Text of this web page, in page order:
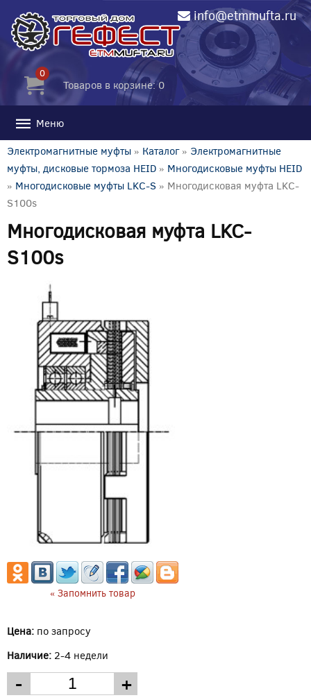
info@etmmufta.ru
0
Товаров в корзине: 0
Меню
Электромагнитные муфты » Каталог» Электромагнитные
муфты, дисковые тормоза HEID » Многодисковые муфты HEID
» Многодисковые муфты LKC-S » Многодисковая муфта LKC-
S100s
Многодисковая муфта LKC-
S100s
« Запомнить товар
Цена: по запросу
Наличие: 2-4 недели
- +